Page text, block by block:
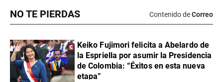
NO TE PIERDAS Contenido deCorreo
Keiko Fujimori felicita a Abelardo de
la Espriella por asumir la Presidencia
de Colombia: “Éxitos en esta nueva
etapa”